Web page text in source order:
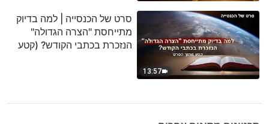
13:57
סרט של הכנסייה | למה בדיוק
מתייחסת "הצרה הגדולה"
הנזכרת בכתבי הקודש? (קטע